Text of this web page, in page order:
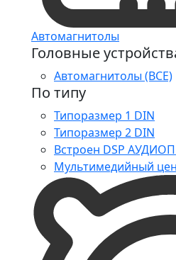
Автомагнитолы
Головные
Автомагнитолы (ВСЕ)
По типу
Типоразмер 1 DIN
Типоразмер 2 DIN
Встроен DSP
Мультимедийный